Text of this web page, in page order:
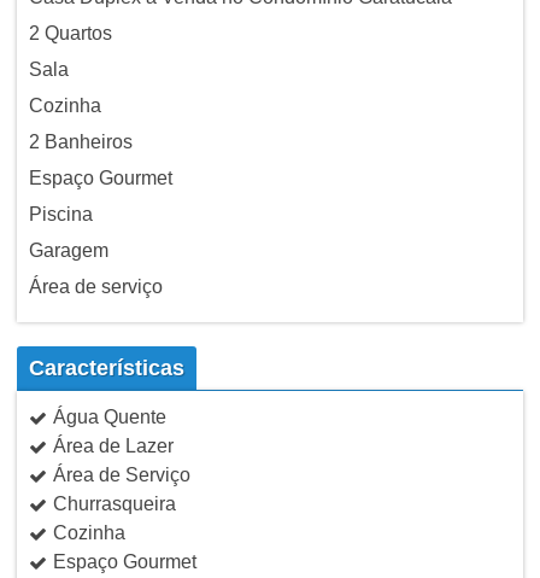
2 Quartos
Sala
Cozinha
2 Banheiros
Espaço Gourmet
Piscina
Garagem
Área de serviço
Características
Água Quente
Área de Lazer
Área de Serviço
Churrasqueira
Cozinha
Espaço Gourmet